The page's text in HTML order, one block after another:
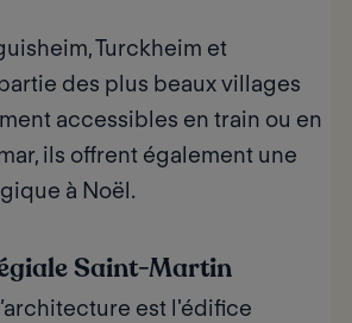
Turckheim et
des plus beaux villages
accessibles en train ou en
ils offrent également une
à Noël.
Saint-Martin
est l'édifice